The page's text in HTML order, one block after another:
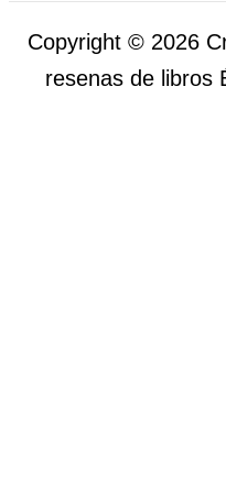
Copyright © 2026
resenas de libros